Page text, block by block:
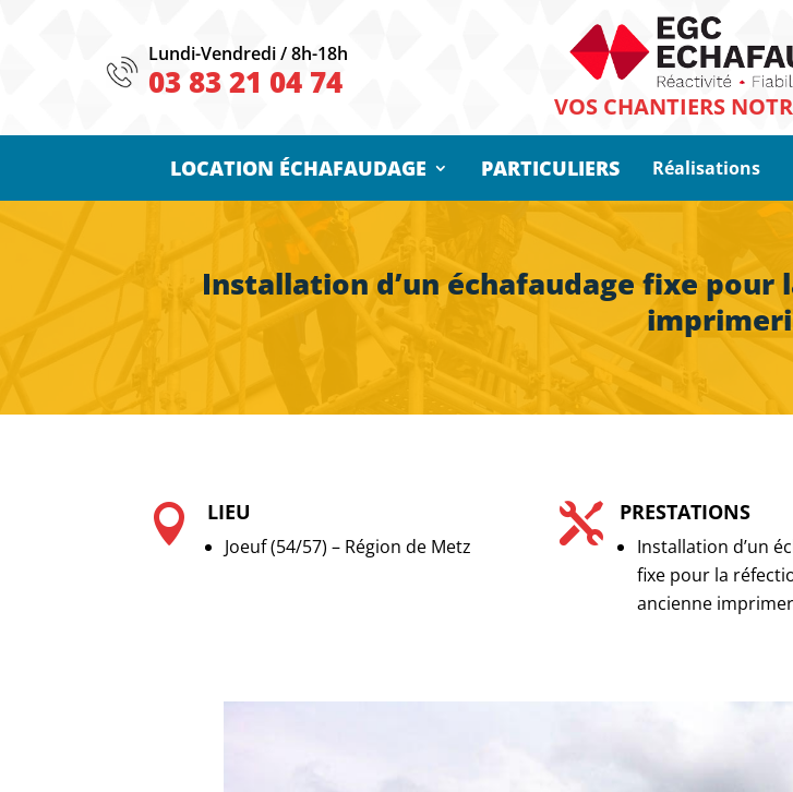
Lundi-Vendredi / 8h-18h
03 83 21 04 74
VOS CHANTIERS
LOCATION ÉCHAFAUDAGE PARTICULIERS Réalisations
Installation d’un échafaudage fixe
 LIEU
Joeuf (54/57) – Région de Metz
 PRESTATIONS
Installation d’un
fixe pour la
ancienne